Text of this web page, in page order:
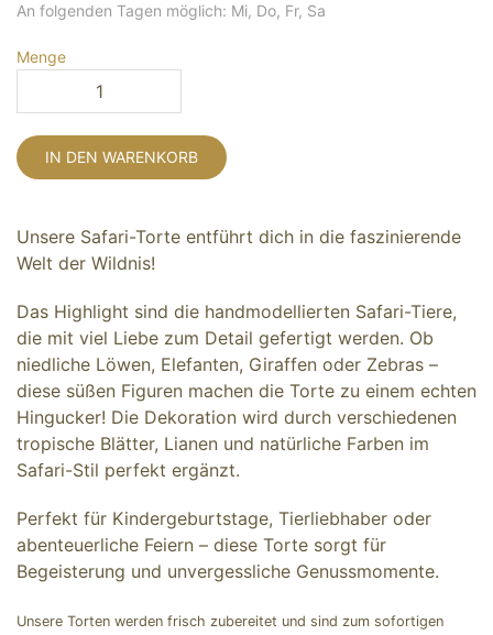
An folgenden Tagen möglich: Mi, Do, Fr, Sa
Menge
IN DEN WARENKORB
Unsere Safari-Torte entführt dich in die faszinierende
Welt der Wildnis!
Das Highlight sind die handmodellierten Safari-Tiere,
die mit viel Liebe zum Detail gefertigt werden. Ob
niedliche Löwen, Elefanten, Giraffen oder Zebras –
diese süßen Figuren machen die Torte zu einem echten
Hingucker! Die Dekoration wird durch verschiedenen
tropische Blätter, Lianen und natürliche Farben im
Safari-Stil perfekt ergänzt.
Perfekt für Kindergeburtstage, Tierliebhaber oder
abenteuerliche Feiern – diese Torte sorgt für
Begeisterung und unvergessliche Genussmomente.
Unsere Torten werden frisch zubereitet und sind zum sofortigen